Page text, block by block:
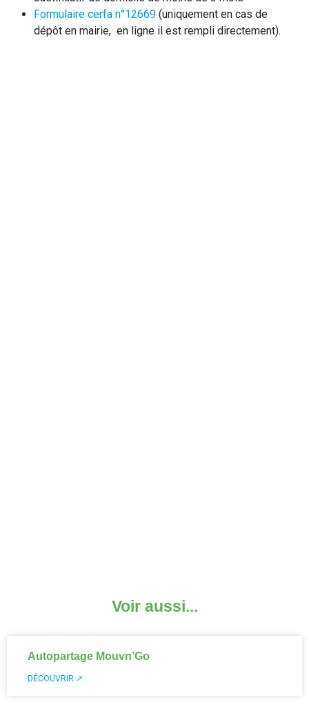
Formulaire cerfa n°12669 (uniquement en cas de
dépôt en mairie, en ligne il est rempli directement).
Voir aussi...
Autopartage Mouvn’Go
DÉCOUVRIR ↗